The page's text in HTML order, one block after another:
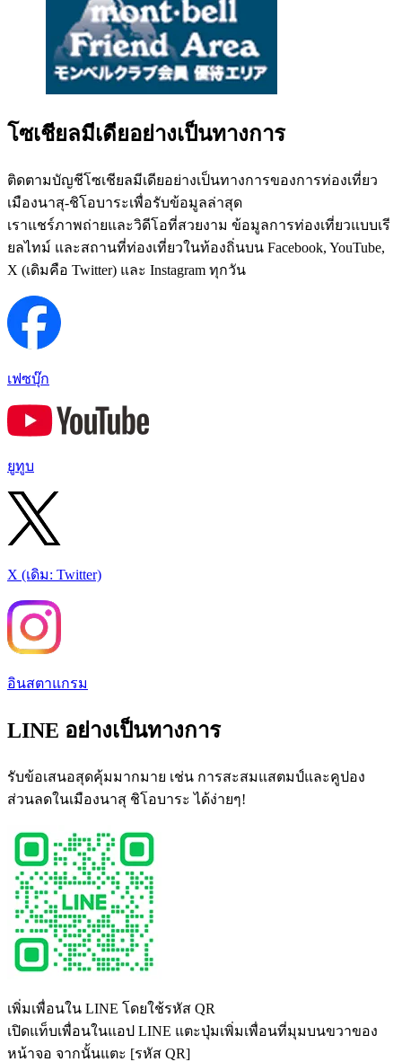
โซเชียลมีเดียอย่างเป็นทางการ
ติดตามบัญชีโซเชียลมีเดียอย่างเป็นทางการของการท่องเที่ยว
เมืองนาสุ-ชิโอบาระเพื่อรับข้อมูลล่าสุด
เราแชร์ภาพถ่ายและวิดีโอที่สวยงาม ข้อมูลการท่องเที่ยวแบบเรี
ยลไทม์ และสถานที่ท่องเที่ยวในท้องถิ่นบน Facebook, YouTube,
X (เดิมคือ Twitter) และ Instagram ทุกวัน
เฟซบุ๊ก
ยูทูบ
X (เดิม: Twitter)
อินสตาแกรม
LINE อย่างเป็นทางการ
รับข้อเสนอสุดคุ้มมากมาย เช่น การสะสมแสตมป์และคูปอง
ส่วนลดในเมืองนาสุ ชิโอบาระ ได้ง่ายๆ!
เพิ่มเพื่อนใน LINE โดยใช้รหัส QR
เปิดแท็บเพื่อนในแอป LINE แตะปุ่มเพิ่มเพื่อนที่มุมบนขวาของ
หน้าจอ จากนั้นแตะ [รหัส QR]